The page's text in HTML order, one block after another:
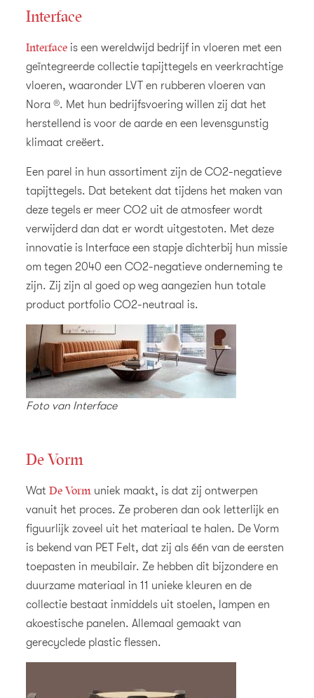
Interface
Interfaceis een wereldwijd bedrijf in vloeren met een
geïntegreerde collectie tapijttegels en veerkrachtige
vloeren, waaronder LVT en rubberen vloeren van
Nora ®. Met hun bedrijfsvoering willen zij dat het
herstellend is voor de aarde en een levensgunstig
klimaat creëert.
Een parel in hun assortiment zijn de CO2-negatieve
tapijttegels. Dat betekent dat tijdens het maken van
deze tegels er meer CO2 uit de atmosfeer wordt
verwijderd dan dat er wordt uitgestoten. Met deze
innovatie is Interface een stapje dichterbij hun missie
om tegen 2040 een CO2-negatieve onderneming te
zijn. Zij zijn al goed op weg aangezien hun totale
product portfolio CO2-neutraal is.
Foto van Interface
De Vorm
Wat De Vormuniek maakt, is dat zij ontwerpen
vanuit het proces. Ze proberen dan ook letterlijk en
figuurlijk zoveel uit het materiaal te halen. De Vorm
is bekend van PET Felt, dat zij als één van de eersten
toepasten in meubilair. Ze hebben dit bijzondere en
duurzame materiaal in 11 unieke kleuren en de
collectie bestaat inmiddels uit stoelen, lampen en
akoestische panelen. Allemaal gemaakt van
gerecyclede plastic flessen.